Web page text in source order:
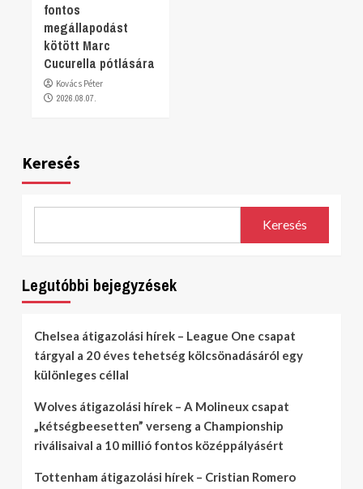
fontos
megállapodást
kötött Marc
Cucurella pótlására
Kovács Péter
2026.08.07.
Keresés
Keresés
Legutóbbi bejegyzések
Chelsea átigazolási hírek – League One csapat
tárgyal a 20 éves tehetség kölcsönadásáról egy
különleges céllal
Wolves átigazolási hírek – A Molineux csapat
„kétségbeesetten” verseng a Championship
riválisaival a 10 millió fontos középpályásért
Tottenham átigazolási hírek – Cristian Romero